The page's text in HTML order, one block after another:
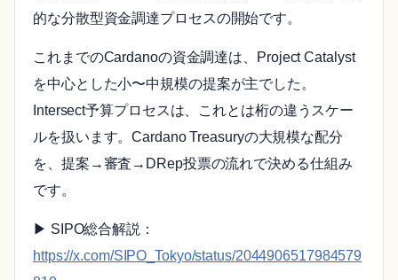
的な分散型資金調達プロセスの開始です。
これまでのCardanoの資金調達は、Project Catalyst
を中心とした小〜中規模の提案が主でした。
Intersect予算プロセスは、これとは桁の違うスケー
ルを扱います。Cardano Treasuryの大規模な配分
を、提案→審査→DRep投票の流れで決める仕組み
です。
▶ SIPO総合解説：
https://x.com/SIPO_Tokyo/status/2044906517984579